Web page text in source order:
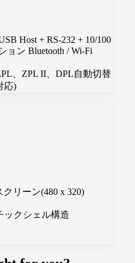
Host + RS-232 + 10/100
ョン Bluetooth / Wi-Fi
、ZPL II、DPL自動切替
応)
リーン(480 x 320)
ックシェル構造